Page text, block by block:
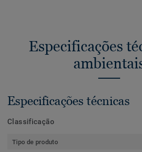
Especificações
Especificações técnicas
Classificação
Tipo de produto